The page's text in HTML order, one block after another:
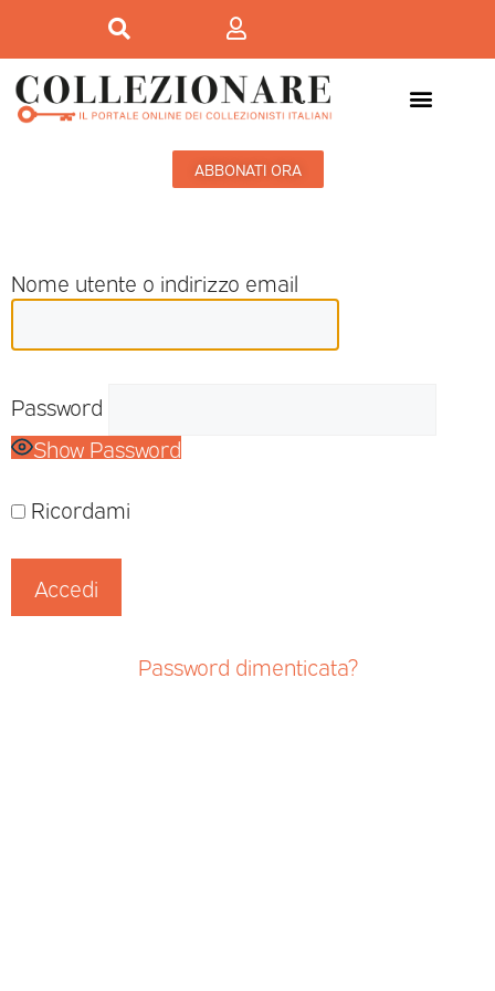
ABBONATI ORA
Nome utente o indirizzo email
Password
Show Password
Ricordami
Password dimenticata?